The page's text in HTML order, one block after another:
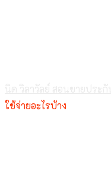
ใช้จ่ายอะไรบ้าง